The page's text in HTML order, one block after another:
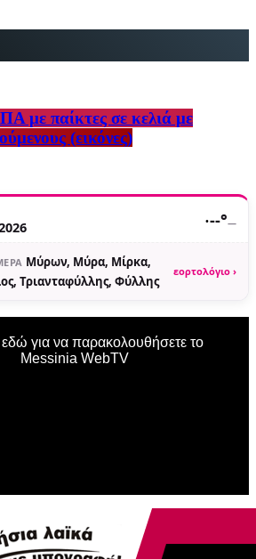
με παίκτες σε κελιά με
(εικόνες)
·--°—
Μύρων, Μύρα, Μίρκα,
Τριανταφύλλης, Φύλλης
εορτολόγιο ›
για να παρακολουθήσετε το
Messinia WebTV